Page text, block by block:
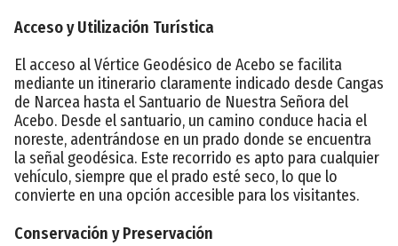
Acceso y Utilización Turística
El acceso al Vértice Geodésico de Acebo se facilita
mediante un itinerario claramente indicado desde Cangas
de Narcea hasta el Santuario de Nuestra Señora del
Acebo. Desde el santuario, un camino conduce hacia el
noreste, adentrándose en un prado donde se encuentra
la señal geodésica. Este recorrido es apto para cualquier
vehículo, siempre que el prado esté seco, lo que lo
convierte en una opción accesible para los visitantes.
Conservación y Preservación